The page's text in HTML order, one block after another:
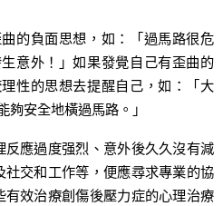
的負面思想，如：「過馬路很危
意外！」如果發覺自己有歪曲的
性的思想去提醒自己，如：「大
安全地橫過馬路。」
應過度强烈、意外後久久沒有減
交和工作等，便應尋求專業的協
效治療創傷後壓力症的心理治療